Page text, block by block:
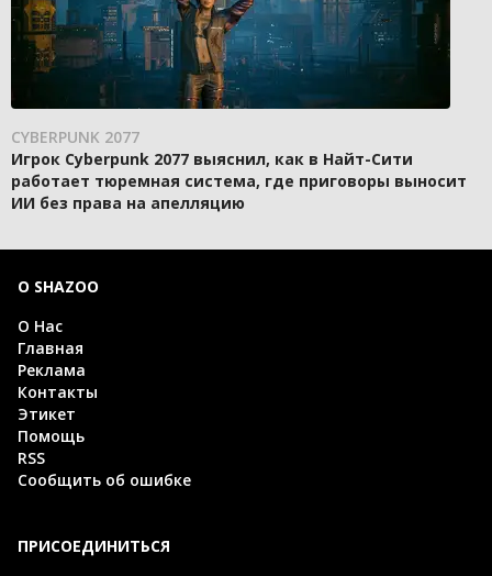
CYBERPUNK 2077
Игрок Cyberpunk 2077 выяснил, как в Найт-Сити
работает тюремная система, где приговоры выносит
ИИ без права на апелляцию
О SHAZOO
О Нас
Главная
Реклама
Контакты
Этикет
Помощь
RSS
Сообщить об ошибке
ПРИСОЕДИНИТЬСЯ